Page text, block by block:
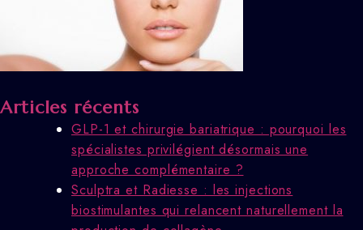
Articles récents
GLP-1 et chirurgie bariatrique : pourquoi les
spécialistes privilégient désormais une
approche complémentaire ?
Sculptra et Radiesse : les injections
biostimulantes qui relancent naturellement la